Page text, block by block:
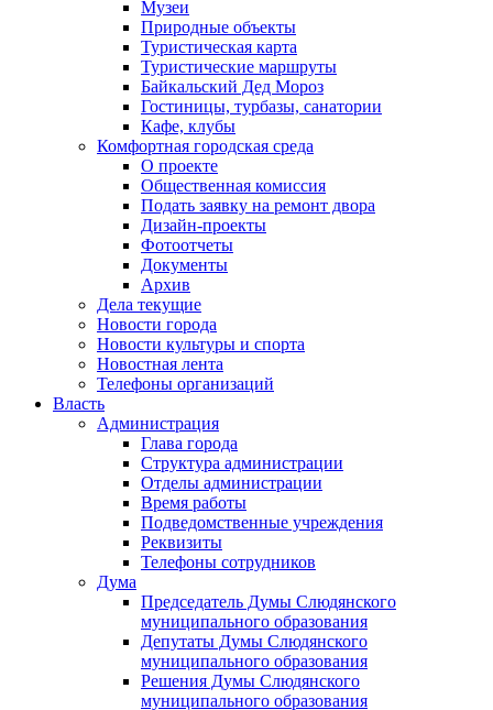
Музеи
Природные объекты
Туристическая карта
Туристические маршруты
Байкальский Дед Мороз
Гостиницы, турбазы, санатории
Кафе, клубы
Комфортная городская среда
О проекте
Общественная комиссия
Подать заявку на ремонт двора
Дизайн-проекты
Фотоотчеты
Документы
Архив
Дела текущие
Новости города
Новости культуры и спорта
Новостная лента
Телефоны организаций
Власть
Администрация
Глава города
Структура администрации
Отделы администрации
Время работы
Подведомственные учреждения
Реквизиты
Телефоны сотрудников
Дума
Председатель Думы Слюдянского
муниципального образования
Депутаты Думы Слюдянского
муниципального образования
Решения Думы Слюдянского
муниципального образования